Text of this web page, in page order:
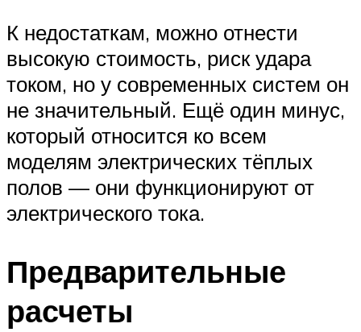
К недостаткам, можно отнести
высокую стоимость, риск удара
током, но у современных систем он
не значительный. Ещё один минус,
который относится ко всем
моделям электрических тёплых
полов — они функционируют от
электрического тока.
Предварительные
расчеты